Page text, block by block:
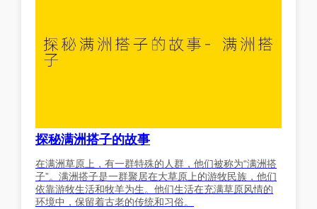
探秘满洲搭子的故事
在满洲草原上，有一群特殊的人群，他们被称为“满洲搭
子”。满洲搭子是一群聚居在大草原上的游牧民族，他们
依靠游牧生活和牧羊为生。他们生活在充满草原风情的
环境中，保留着古老的传统和习俗。